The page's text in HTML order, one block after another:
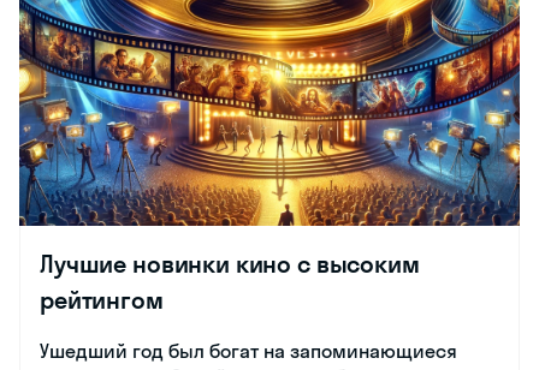
Лучшие новинки кино с высоким
рейтингом
Ушедший год был богат на запоминающиеся